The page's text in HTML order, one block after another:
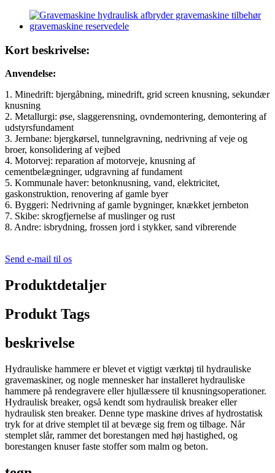
Kort beskrivelse:
Anvendelse:
1. Minedrift: bjergåbning, minedrift, grid screen knusning, sekundær
knusning
2. Metallurgi: øse, slaggerensning, ovndemontering, demontering af
udstyrsfundament
3. Jernbane: bjergkørsel, tunnelgravning, nedrivning af veje og
broer, konsolidering af vejbed
4. Motorvej: reparation af motorveje, knusning af
cementbelægninger, udgravning af fundament
5. Kommunale haver: betonknusning, vand, elektricitet,
gaskonstruktion, renovering af gamle byer
6. Byggeri: Nedrivning af gamle bygninger, knækket jernbeton
7. Skibe: skrogfjernelse af muslinger og rust
8. Andre: isbrydning, frossen jord i stykker, sand vibrerende
Send e-mail til os
Produktdetaljer
Produkt Tags
beskrivelse
Hydrauliske hammere er blevet et vigtigt værktøj til hydrauliske
gravemaskiner, og nogle mennesker har installeret hydrauliske
hammere på rendegravere eller hjullæssere til knusningsoperationer.
Hydraulisk breaker, også kendt som hydraulisk breaker eller
hydraulisk sten breaker. Denne type maskine drives af hydrostatisk
tryk for at drive stemplet til at bevæge sig frem og tilbage. Når
stemplet slår, rammer det borestangen med høj hastighed, og
borestangen knuser faste stoffer som malm og beton.